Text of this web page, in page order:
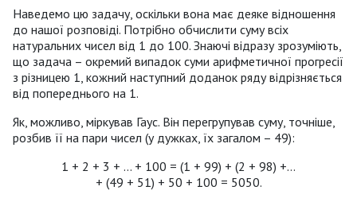
Наведемо цю задачу, оскільки вона має деяке відношення
до нашої розповіді. Потрібно обчислити суму всіх
натуральних чисел від 1 до 100. Знаючі відразу зрозуміють,
що задача – окремий випадок суми арифметичної прогресії
з різницею 1, кожний наступний доданок ряду відрізняється
від попереднього на 1.
Як, можливо, міркував Гаус. Він перегрупував суму, точніше,
розбив її на пари чисел (у дужках, їх загалом – 49):
1 + 2 + 3 + ... + 100 = (1 + 99) + (2 + 98) +…
+ (49 + 51) + 50 + 100 = 5050.